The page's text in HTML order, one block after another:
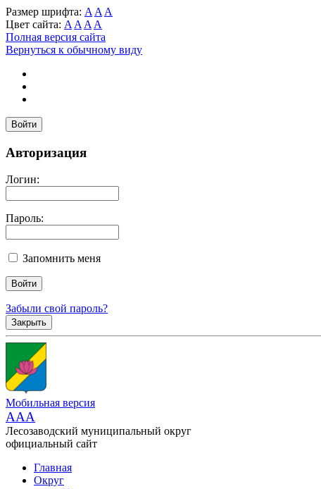
Размер шрифта: A A A
Цвет сайта: A A A A
Полная версия сайта
Вернуться к обычному виду
Войти
Авторизация
Логин:
Пароль:
Запомнить меня
Забыли свой пароль?
Закрыть
Мобильная версия
AAA
Лесозаводский муниципальный округ
официальный сайт
Главная
Округ